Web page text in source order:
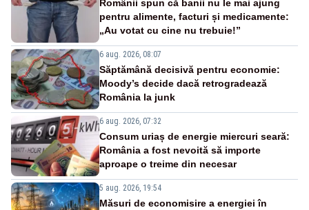
Românii spun că banii nu le mai ajung
pentru alimente, facturi și medicamente:
„Au votat cu cine nu trebuie!”
6 aug. 2026, 08:07
Săptămână decisivă pentru economie:
Moody’s decide dacă retrogradează
România la junk
6 aug. 2026, 07:32
Consum uriaș de energie miercuri seară:
România a fost nevoită să importe
aproape o treime din necesar
5 aug. 2026, 19:54
Măsuri de economisire a energiei în